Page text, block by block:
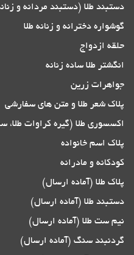
دستبند طلا (دستبند مردانه و
گوشواره دخترانه و زنانه طلا
حلقه ازدواج
انگشتر طلا ساده زنانه
جواهرات زرین
پلاک شعر طلا و متن های سفارشی
اکسسوری طلا (گیره کراوات طلا،
پلاک اسم خانواده
کودکانه و مادرانه
پلاک طلا (آماده ارسال)
دستبند طلا (آماده ارسال)
نیم ست طلا (آماده ارسال)
گردنبند سنگ (آماده ارسال)